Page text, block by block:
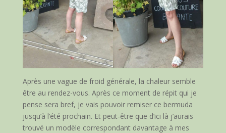
Après une vague de froid générale, la chaleur semble
être au rendez-vous. Après ce moment de répit qui je
pense sera bref, je vais pouvoir remiser ce bermuda
jusqu’à l’été prochain. Et peut-être que d’ici là j’aurais
trouvé un modèle correspondant davantage à mes